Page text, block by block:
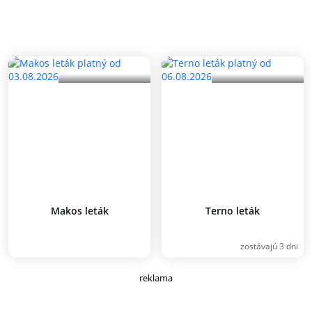
Makos leták Terno leták
zostávajú 3 dni
reklama